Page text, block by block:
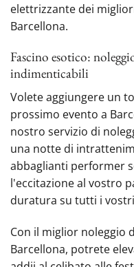
elettrizzante dei
Barcellona.
Fascino esotico‍:
indimenticabili
Volete aggiungere un
prossimo evento a
nostro servizio di
una notte di
abbaglianti performer
l'eccitazione al vostro
duratura su tutti i
Con il miglior noleggio
Barcellona, potrete